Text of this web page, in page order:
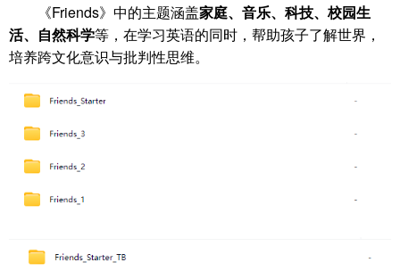
《Friends》中的主题涵盖家庭、音乐、科技、校园生
活、自然科学等，在学习英语的同时，帮助孩子了解世界，
培养跨文化意识与批判性思维。